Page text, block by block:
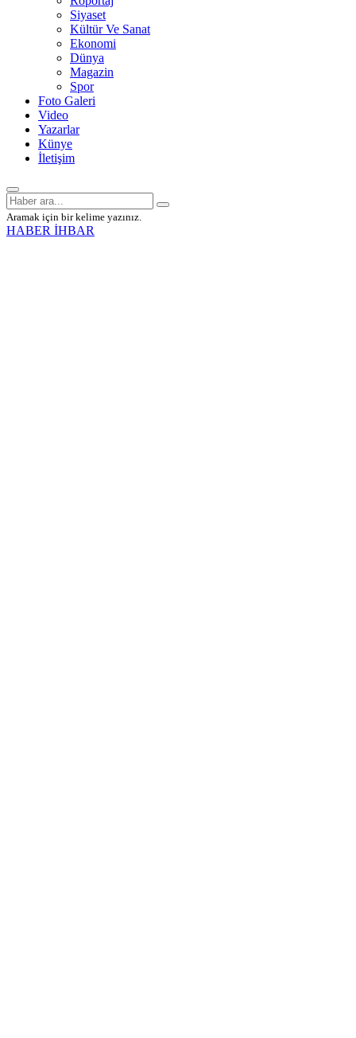
Siyaset
Kültür Ve Sanat
Ekonomi
Dünya
Magazin
Spor
Foto Galeri
Video
Yazarlar
Künye
İletişim
Aramak için bir kelime yazınız.
HABER İHBAR